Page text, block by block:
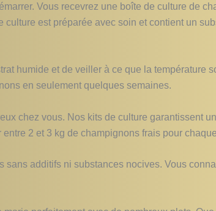
Vous recevrez une boîte de culture de
est préparée avec soin et contient un
humide et de veiller à ce que la température
en seulement quelques semaines.
chez vous. Nos kits de culture garantissent
2 et 3 kg de champignons frais pour
additifs ni substances nocives. Vous